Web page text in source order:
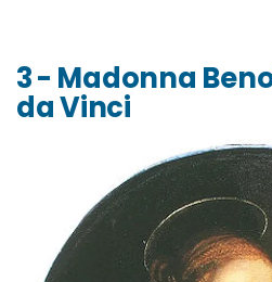
3 - Madonna
da Vinci